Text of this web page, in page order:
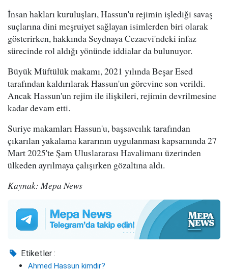
İnsan hakları kuruluşları, Hassun'u rejimin işlediği savaş
suçlarına dini meşruiyet sağlayan isimlerden biri olarak
gösterirken, hakkında Seydnaya Cezaevi'ndeki infaz
sürecinde rol aldığı yönünde iddialar da bulunuyor.
Büyük Müftülük makamı, 2021 yılında Beşar Esed
tarafından kaldırılarak Hassun'un görevine son verildi.
Ancak Hassun'un rejim ile ilişkileri, rejimin devrilmesine
kadar devam etti.
Suriye makamları Hassun'u, başsavcılık tarafından
çıkarılan yakalama kararının uygulanması kapsamında 27
Mart 2025'te Şam Uluslararası Havalimanı üzerinden
ülkeden ayrılmaya çalışırken gözaltına aldı.
Kaynak: Mepa News
Etiketler :
Ahmed Hassun kimdir?